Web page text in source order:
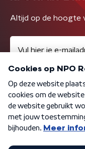
Altijd op de hoogte
Algemene